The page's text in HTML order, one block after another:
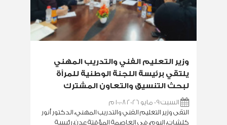
وزير التعليم الفني والتدريب المهني
يلتقي برئيسة اللجنة الوطنية للمرأة
لبحث التنسيق والتعاون المشترك
السبت 09 مايو 2026 10:08 م
التقى وزير التعليم الفني والتدريب المهني، الدكتور أنور
كلشات، اليوم، في العاصمة المؤقتة عدن، رئيسة